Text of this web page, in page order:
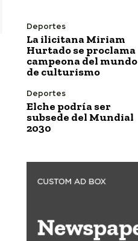
Deportes
La ilicitana Miriam
Hurtado se proclama
campeona del mundo
de culturismo
Deportes
Elche podría ser
subsede del Mundial
2030